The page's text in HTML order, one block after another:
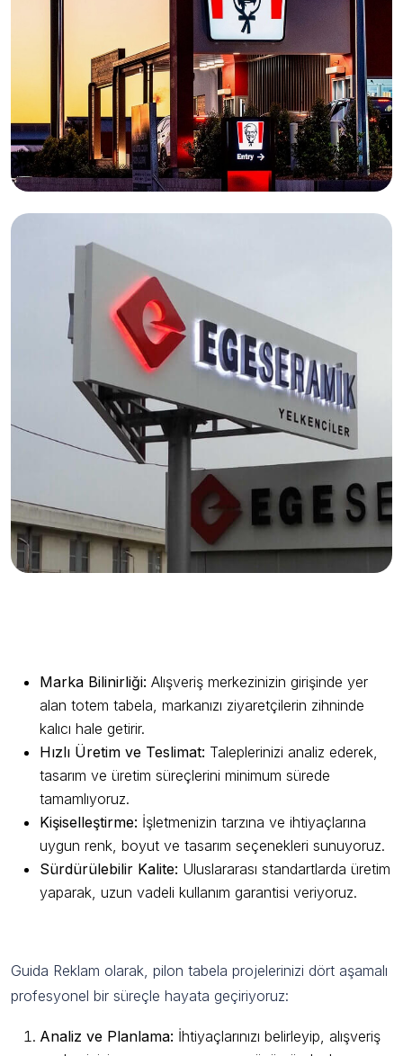
Marka Bilinirliği: Alışveriş merkezinizin girişinde yer
alan totem tabela, markanızı ziyaretçilerin zihninde
kalıcı hale getirir.
Hızlı Üretim ve Teslimat: Taleplerinizi analiz ederek,
tasarım ve üretim süreçlerini minimum sürede
tamamlıyoruz.
Kişiselleştirme: İşletmenizin tarzına ve ihtiyaçlarına
uygun renk, boyut ve tasarım seçenekleri sunuyoruz.
Sürdürülebilir Kalite: Uluslararası standartlarda üretim
yaparak, uzun vadeli kullanım garantisi veriyoruz.
Guida Reklam olarak, pilon tabela projelerinizi dört aşamalı
profesyonel bir süreçle hayata geçiriyoruz:
Analiz ve Planlama: İhtiyaçlarınızı belirleyip, alışveriş